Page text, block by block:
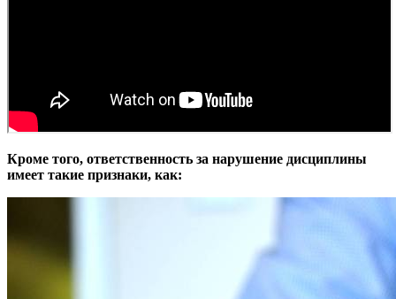
Кроме того, ответственность за нарушение дисциплины
имеет такие признаки, как: